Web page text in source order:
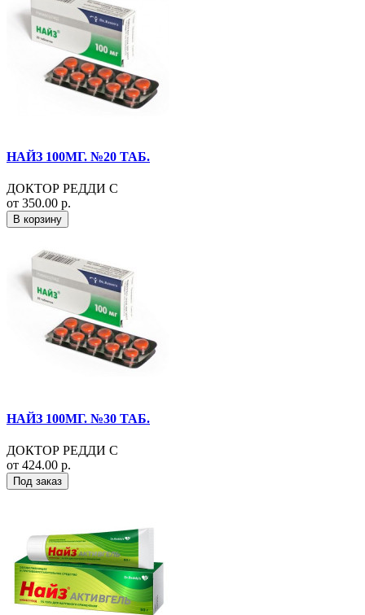
НАЙЗ 100МГ. №20 ТАБ.
ДОКТОР РЕДДИ С
от 350.00 р.
В корзину
НАЙЗ 100МГ. №30 ТАБ.
ДОКТОР РЕДДИ С
от 424.00 р.
Под заказ